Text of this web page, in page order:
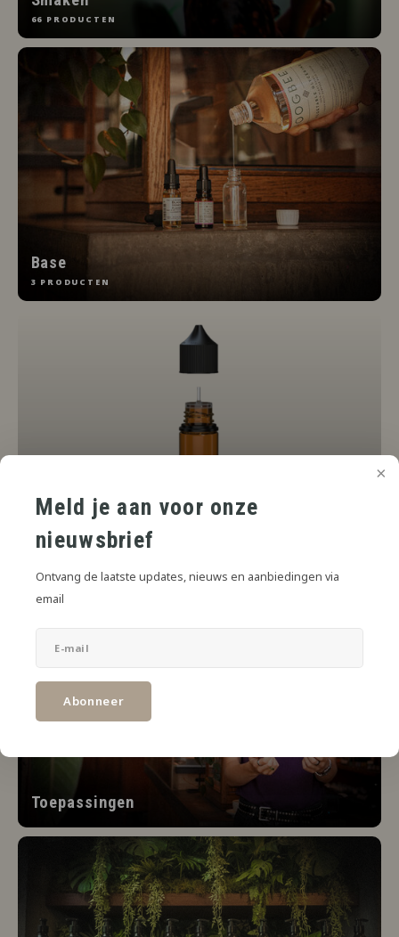
Meld je aan voor onze
nieuwsbrief
Ontvang de laatste updates, nieuws en aanbiedingen via
email
Abonneer
66 PRODUCTEN
Base
3 PRODUCTEN
Flessen
8 PRODUCTEN
Toepassingen